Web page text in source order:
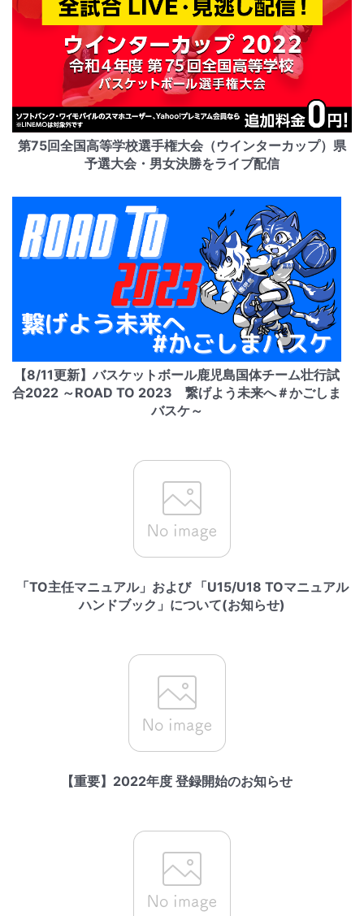
第75回全国高等学校選手権大会（ウインターカップ）県
予選大会・男女決勝をライブ配信
【8/11更新】バスケットボール鹿児島国体チーム壮行試
合2022 ～ROAD TO 2023 繋げよう未来へ＃かごしま
バスケ～
「TO主任マニュアル」および 「U15/U18 TOマニュアル
ハンドブック」について(お知らせ)
【重要】2022年度 登録開始のお知らせ